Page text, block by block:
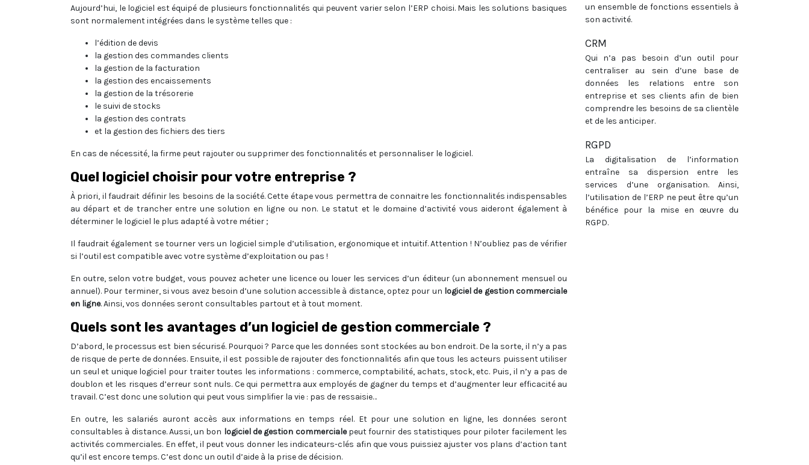
Aujourd’hui, le logiciel est équipé de plusieurs fonctionnalités qui peuvent varier selon l’ERP choisi. Mais les solutions basiques
sont normalement intégrées dans le système telles que :
l’édition de devis
la gestion des commandes clients
la gestion de la facturation
la gestion des encaissements
la gestion de la trésorerie
le suivi de stocks
la gestion des contrats
et la gestion des fichiers des tiers
En cas de nécessité, la firme peut rajouter ou supprimer des fonctionnalités et personnaliser le logiciel.
Quel logiciel choisir pour votre entreprise ?
À priori, il faudrait définir les besoins de la société. Cette étape vous permettra de connaitre les fonctionnalités indispensables
au départ et de trancher entre une solution en ligne ou non. Le statut et le domaine d’activité vous aideront également à
déterminer le logiciel le plus adapté à votre métier ;
Il faudrait également se tourner vers un logiciel simple d’utilisation, ergonomique et intuitif. Attention ! N’oubliez pas de vérifier
si l’outil est compatible avec votre système d’exploitation ou pas !
En outre, selon votre budget, vous pouvez acheter une licence ou louer les services d’un éditeur (un abonnement mensuel ou
annuel). Pour terminer, si vous avez besoin d’une solution accessible à distance, optez pour un logiciel de gestion commerciale
en ligne. Ainsi, vos données seront consultables partout et à tout moment.
Quels sont les avantages d’un logiciel de gestion commerciale ?
D’abord, le processus est bien sécurisé. Pourquoi ? Parce que les données sont stockées au bon endroit. De la sorte, il n’y a pas
de risque de perte de données. Ensuite, il est possible de rajouter des fonctionnalités afin que tous les acteurs puissent utiliser
un seul et unique logiciel pour traiter toutes les informations : commerce, comptabilité, achats, stock, etc. Puis, il n’y a pas de
doublon et les risques d’erreur sont nuls. Ce qui permettra aux employés de gagner du temps et d’augmenter leur efficacité au
travail. C’est donc une solution qui peut vous simplifier la vie : pas de ressaisie…
En outre, les salariés auront accès aux informations en temps réel. Et pour une solution en ligne, les données seront
consultables à distance. Aussi, un bon logiciel de gestion commercialepeut fournir des statistiques pour piloter facilement les
activités commerciales. En effet, il peut vous donner les indicateurs-clés afin que vous puissiez ajuster vos plans d’action tant
qu’il est encore temps. C’est donc un outil d’aide à la prise de décision.
un ensemble de fonctions essentiels à
son activité.
CRM
Qui n’a pas besoin d’un outil pour
centraliser au sein d’une base de
données les relations entre son
entreprise et ses clients afin de bien
comprendre les besoins de sa clientèle
et de les anticiper.
RGPD
La digitalisation de l’information
entraîne sa dispersion entre les
services d’une organisation. Ainsi,
l’utilisation de l’ERP ne peut être qu’un
bénéfice pour la mise en œuvre du
RGPD.